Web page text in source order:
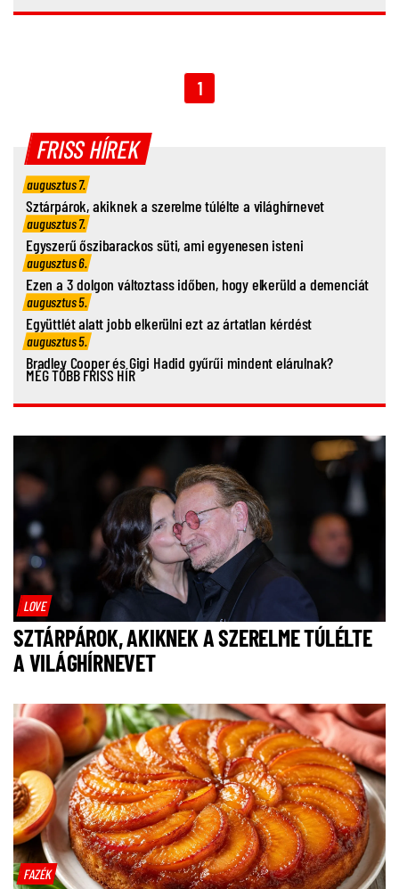
1
FRISS HÍREK
augusztus 7.
Sztárpárok, akiknek a szerelme túlélte a világhírnevet
augusztus 7.
Egyszerű őszibarackos süti, ami egyenesen isteni
augusztus 6.
Ezen a 3 dolgon változtass időben, hogy elkerüld a demenciát
augusztus 5.
Együttlét alatt jobb elkerülni ezt az ártatlan kérdést
augusztus 5.
Bradley Cooper és Gigi Hadid gyűrűi mindent elárulnak?
MÉG TÖBB FRISS HÍR
LOVE
SZTÁRPÁROK, AKIKNEK A SZERELME TÚLÉLTE
A VILÁGHÍRNEVET
FAZÉK